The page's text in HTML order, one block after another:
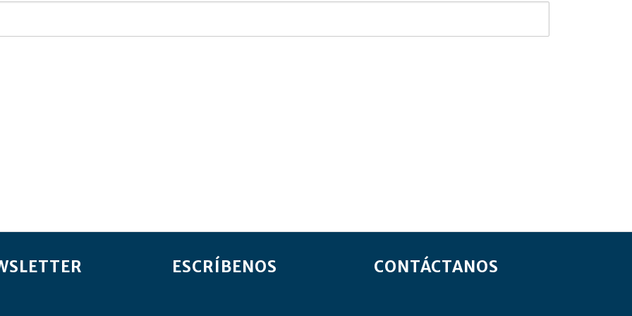
ESCRÍBENOS CONTÁCTANOS